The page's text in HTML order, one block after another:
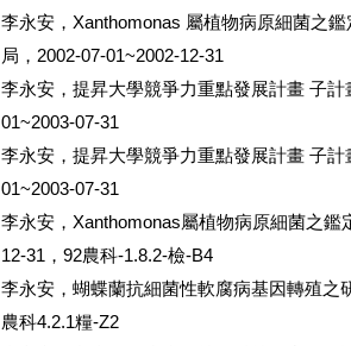
李永安，Xanthomonas 屬植物病原細菌之
局，2002-07-01~2002-12-31
李永安，提昇大學競爭力重點發展計畫 子
01~2003-07-31
李永安，提昇大學競爭力重點發展計畫 子
01~2003-07-31
李永安，Xanthomonas屬植物病原細菌之
12-31，92農科-1.8.2-檢-B4
李永安，蝴蝶蘭抗細菌性軟腐病基因轉殖之
農科4.2.1糧-Z2